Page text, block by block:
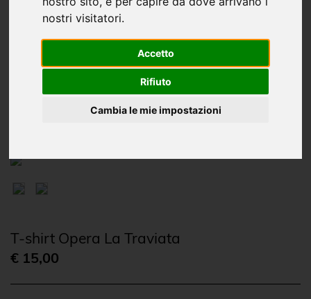
nostri visitatori.
Accetto
Rifiuto
Cambia le mie impostazioni
T-shirt Opera La Traviata
€ 15,00